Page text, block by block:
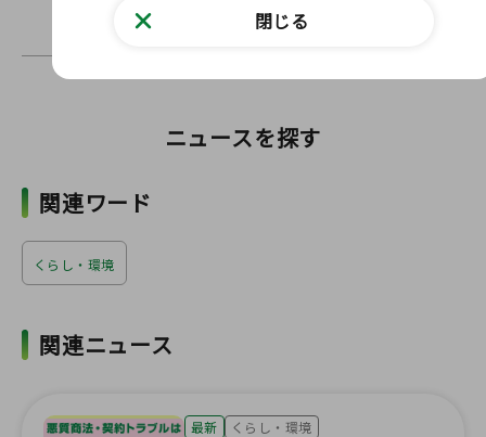
〒960-8670 福島県福島市杉妻町2-16
ニュースを探す
関連ワード
くらし・環境
関連ニュース
最新 くらし・環境
閉じる